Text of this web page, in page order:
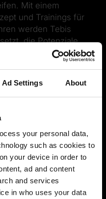
Ad Settings About
your personal data,
such as cookies to
your device in order to
ad and content
and services
in who uses your data
Mit einem
und Trainings für
werden Tebis
die Potenziale
und damit die
interaktiven
Support-
bereit.